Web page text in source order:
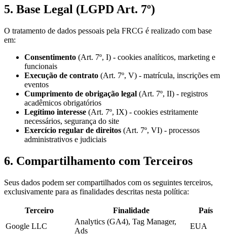
5. Base Legal (LGPD Art. 7º)
O tratamento de dados pessoais pela FRCG é realizado com base
em:
Consentimento (Art. 7º, I) - cookies analíticos, marketing e
funcionais
Execução de contrato (Art. 7º, V) - matrícula, inscrições em
eventos
Cumprimento de obrigação legal (Art. 7º, II) - registros
acadêmicos obrigatórios
Legítimo interesse (Art. 7º, IX) - cookies estritamente
necessários, segurança do site
Exercício regular de direitos (Art. 7º, VI) - processos
administrativos e judiciais
6. Compartilhamento com Terceiros
Seus dados podem ser compartilhados com os seguintes terceiros,
exclusivamente para as finalidades descritas nesta política:
Terceiro Finalidade
País
Google LLC
Analytics (GA4), Tag Manager,
Ads
EUA